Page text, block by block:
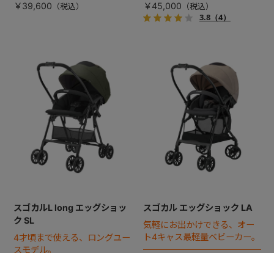
￥39,600
￥45,000
3.8（4）
スゴカルL long エッグショッ
ク SL
4才頃まで使える、ロングユー
スモデル。
スゴカル エッグショック LA
気軽にお出かけできる、オー
ト4キャス最軽量ベビーカー。